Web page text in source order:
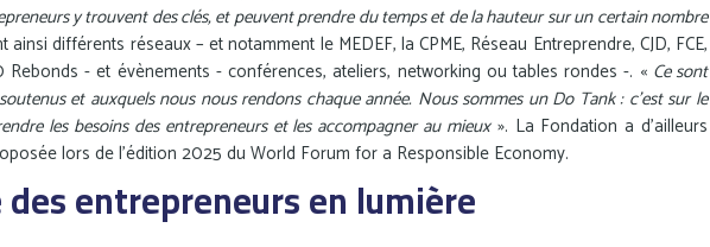
y trouvent des clés, et peuvent prendre du temps et de la hauteur sur un certain nombre
différents réseaux – et notamment le MEDEF, la CPME, Réseau Entreprendre, CJD, FCE,
- et évènements - conférences, ateliers, networking ou tables rondes -. « Ce sont
et auxquels nous nous rendons chaque année. Nous sommes un Do Tank : c’est sur le
les besoins des entrepreneurs et les accompagner au mieux». La Fondation a d’ailleurs
lors de l’édition 2025 du World Forum for a Responsible Economy.
entrepreneurs en lumière